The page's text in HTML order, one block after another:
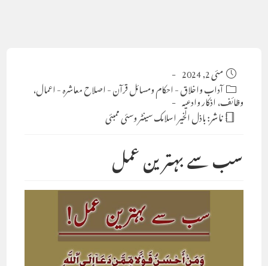
Post
published:
مئی 2, 2024
Post
category:
آداب واخلاق-احکام ومسائل قرآن-اصلاح معاشرہ-اعمال،
وظائف، اذکار وادعیہ
ناشر:باذل الخیر اسلامک سینٹر وسئی ممبئی
سب سے بہترین عمل